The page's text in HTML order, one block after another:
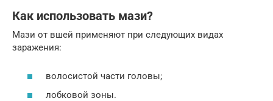
Как использовать мази?
Мази от вшей применяют при следующих видах
заражения:
волосистой части головы;
лобковой зоны.